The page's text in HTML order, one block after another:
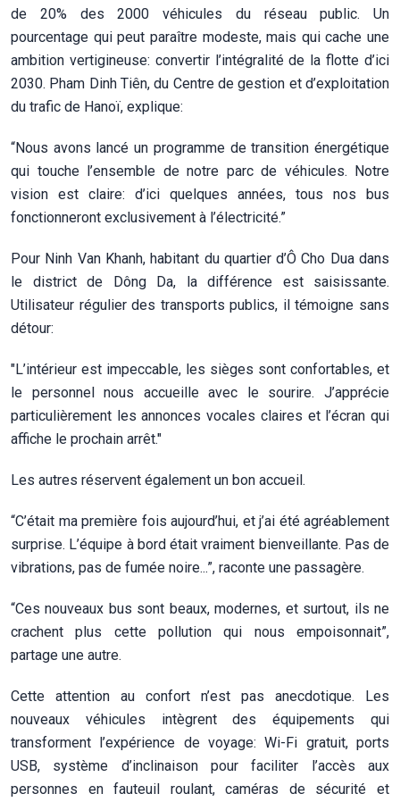
de 20% des 2000 véhicules du réseau public. Un
pourcentage qui peut paraître modeste, mais qui cache une
ambition vertigineuse: convertir l’intégralité de la flotte d’ici
2030. Pham Dinh Tiên, du Centre de gestion et d’exploitation
du trafic de Hanoï, explique:
“Nous avons lancé un programme de transition énergétique
qui touche l’ensemble de notre parc de véhicules. Notre
vision est claire: d’ici quelques années, tous nos bus
fonctionneront exclusivement à l’électricité.”
Pour Ninh Van Khanh, habitant du quartier d’Ô Cho Dua dans
le district de Dông Da, la différence est saisissante.
Utilisateur régulier des transports publics, il témoigne sans
détour:
"L’intérieur est impeccable, les sièges sont confortables, et
le personnel nous accueille avec le sourire. J’apprécie
particulièrement les annonces vocales claires et l’écran qui
affiche le prochain arrêt."
Les autres réservent également un bon accueil.
“C’était ma première fois aujourd’hui, et j’ai été agréablement
surprise. L’équipe à bord était vraiment bienveillante. Pas de
vibrations, pas de fumée noire...”, raconte une passagère.
“Ces nouveaux bus sont beaux, modernes, et surtout, ils ne
crachent plus cette pollution qui nous empoisonnait”,
partage une autre.
Cette attention au confort n’est pas anecdotique. Les
nouveaux véhicules intègrent des équipements qui
transforment l’expérience de voyage: Wi-Fi gratuit, ports
USB, système d’inclinaison pour faciliter l’accès aux
personnes en fauteuil roulant, caméras de sécurité et